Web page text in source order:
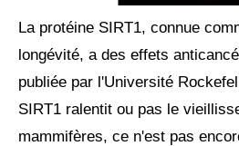
La protéine SIRT1, connue
longévité, a des effets
publiée par l'Université
SIRT1 ralentit ou pas le
mammifères, ce n'est pas